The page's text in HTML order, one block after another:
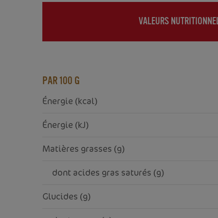
VALEURS
TAB)
PAR 100 G
Énergie (kcal)
Énergie (kJ)
Matières grasses (g)
     dont acides gras saturés (g)
Glucides (g)